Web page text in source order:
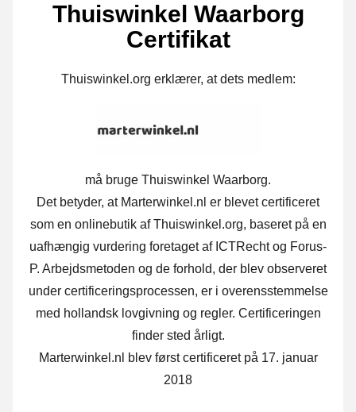
Thuiswinkel Waarborg
Certifikat
Thuiswinkel.org erklærer, at dets medlem:
må bruge Thuiswinkel Waarborg.
Det betyder, at Marterwinkel.nl er blevet certificeret
som en onlinebutik af Thuiswinkel.org, baseret på en
uafhængig vurdering foretaget af ICTRecht og Forus-
P. Arbejdsmetoden og de forhold, der blev observeret
under certificeringsprocessen, er i overensstemmelse
med hollandsk lovgivning og regler. Certificeringen
finder sted årligt.
Marterwinkel.nl blev først certificeret på 17. januar
2018